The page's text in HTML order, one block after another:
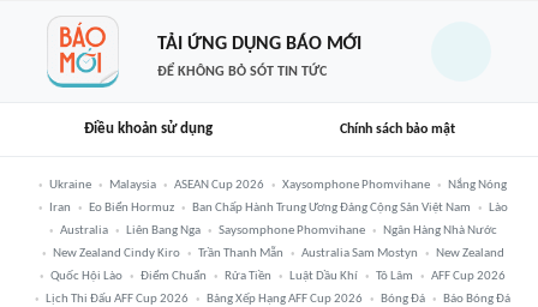
TẢI ỨNG DỤNG BÁO MỚI
ĐỂ KHÔNG BỎ SÓT TIN TỨC
Điều khoản sử dụng Chính sách bảo mật
Ukraine Malaysia ASEAN Cup 2026 Xaysomphone Phomvihane
Nắng Nóng
Iran
Eo Biển Hormuz Ban Chấp Hành Trung Ương Đảng Cộng Sản Việt Nam
Lào
Australia
Liên Bang Nga Saysomphone Phomvihane
Ngân Hàng Nhà Nước
New Zealand Cindy Kiro
Trần Thanh Mẫn Australia Sam Mostyn
New Zealand
Quốc Hội Lào
Điểm Chuẩn Rửa Tiền Luật Dầu Khí Tô Lâm
AFF Cup 2026
Lịch Thi Đấu AFF Cup 2026
Bảng Xếp Hạng AFF Cup 2026 Bóng Đá Báo Bóng Đá